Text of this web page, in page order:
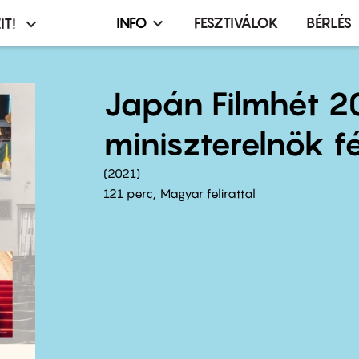
Infó,
terembérlés
menü
INFO FESZTIVÁLOK BÉRLÉS
Japán Filmhét
miniszterelnök
2021
121 perc,
Magyar felirattal